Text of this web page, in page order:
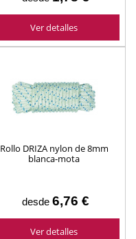
Ver detalles
Rollo DRIZA nylon de 8mm
blanca-mota
desde 6,76 €
Ver detalles